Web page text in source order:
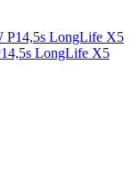
LongLife X5